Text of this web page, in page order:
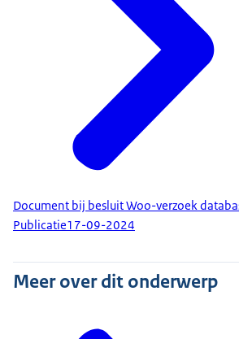
Document bij besluit Woo-verzoek
Publicatie17-09-2024
Meer over dit onderwerp